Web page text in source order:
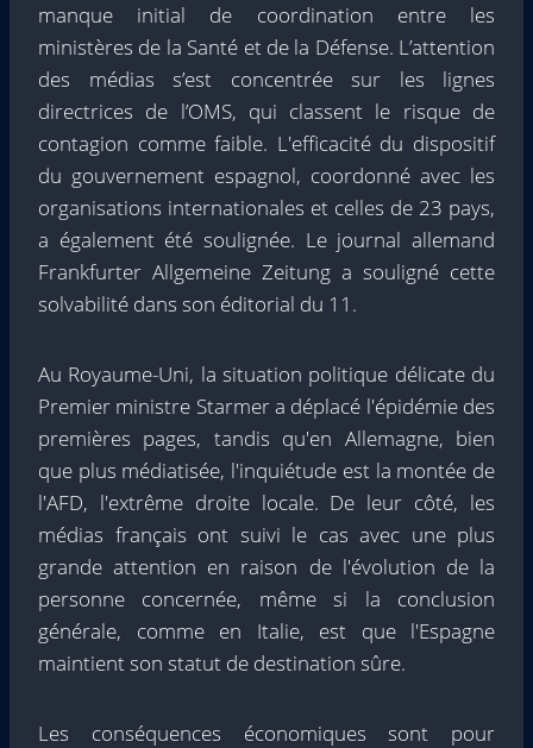
manque initial de coordination entre les
ministères de la Santé et de la Défense. L’attention
des médias s’est concentrée sur les lignes
directrices de l’OMS, qui classent le risque de
contagion comme faible. L'efficacité du dispositif
du gouvernement espagnol, coordonné avec les
organisations internationales et celles de 23 pays,
a également été soulignée. Le journal allemand
Frankfurter Allgemeine Zeitung a souligné cette
solvabilité dans son éditorial du 11.
Au Royaume-Uni, la situation politique délicate du
Premier ministre Starmer a déplacé l'épidémie des
premières pages, tandis qu'en Allemagne, bien
que plus médiatisée, l'inquiétude est la montée de
l'AFD, l'extrême droite locale. De leur côté, les
médias français ont suivi le cas avec une plus
grande attention en raison de l'évolution de la
personne concernée, même si la conclusion
générale, comme en Italie, est que l'Espagne
maintient son statut de destination sûre.
Les conséquences économiques sont pour